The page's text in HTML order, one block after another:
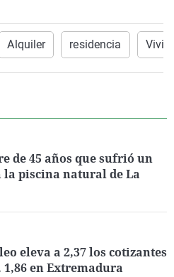
Alquiler residencia
de 45 años que sufrió un
la piscina natural de La
eleva a 2,37 los cotizantes
en Extremadura